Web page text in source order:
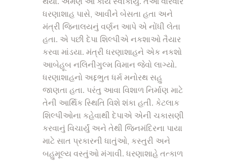
ધરણાશાહ પાસે, આવીને બેસતા હતા અને
મંત્રી જિનાલયનું વર્ણન આપે એ નોંધી લેતા
હતા. એ પછી દેપા શિલ્પીએ નકશાઓ તૈયાર
કરવા માંડયા. મંત્રી ધરણાશાહને એક નકશો
આબેહૂબ નલિનીગુલ્મ વિમાન જેવો લાગ્યો.
ધરણાશાહનો અદ્દભુત ધર્મ મનોરથ સહુ
જાણતા હતા. પરંતુ આવા વિશાળ નિર્માણ માટે
તેની આર્થિક સ્થિતિ વિશે શંકા હતી. કેટલાક
શિલ્પીઓના કહેવાથી દેપાએ એની ચકાસણી
કરવાનું વિચાર્યું અને તેથી જિનમંદિરના પાયા
માટે સાત પ્રકારની ધાતુંઓ, કસ્તુરી અને
બહુમૂલ્ય વસ્તુંઓ મંગાવી. ધરણાશાહે તત્કાળ